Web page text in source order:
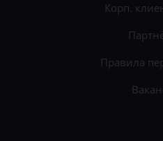
Корп.
Правила